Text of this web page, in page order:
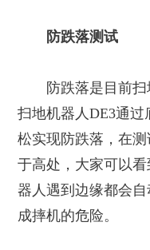
防跌落测试
防跌落是目前
扫地机器人DE3通
松实现防跌落，在
于高处，大家可以
器人遇到边缘都会
成摔机的危险。